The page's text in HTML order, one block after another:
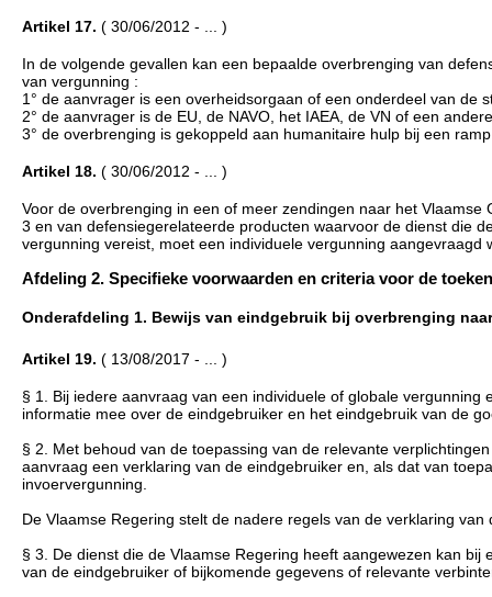
Artikel 17. ( 30/06/2012 - ... )
In de volgende gevallen kan een bepaalde overbrenging van
van vergunning :
1° de aanvrager is een overheidsorgaan of een onderdeel van de
2° de aanvrager is de EU, de NAVO, het IAEA, de VN of een
3° de overbrenging is gekoppeld aan humanitaire hulp bij een
Artikel 18. ( 30/06/2012 - ... )
Voor de overbrenging in een of meer zendingen naar het
3 en van defensiegerelateerde producten waarvoor de dienst die
vergunning vereist, moet een individuele vergunning aangevraagd
Afdeling 2. Specifieke voorwaarden en criteria voor de
Onderafdeling 1. Bewijs van eindgebruik bij overbrenging
Artikel 19. ( 13/08/2017 - ... )
§ 1. Bij iedere aanvraag van een individuele of globale
informatie mee over de eindgebruiker en het eindgebruik van de
§ 2. Met behoud van de toepassing van de relevante
aanvraag een verklaring van de eindgebruiker en, als dat van
invoervergunning.
De Vlaamse Regering stelt de nadere regels van de verklaring van
§ 3. De dienst die de Vlaamse Regering heeft aangewezen kan
van de eindgebruiker of bijkomende gegevens of relevante